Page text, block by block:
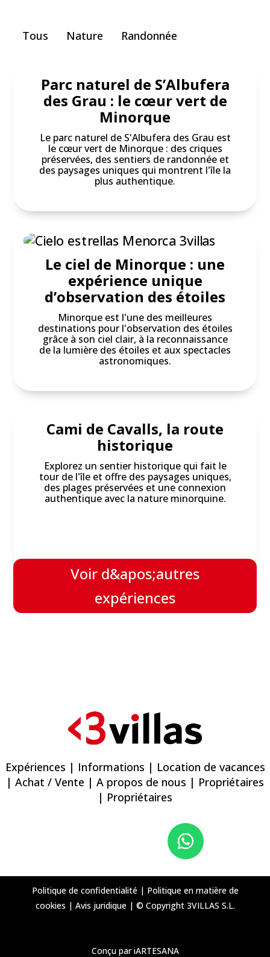
Tous Nature Randonnée
Parc naturel de S’Albufera
des Grau : le cœur vert de
Minorque
Le parc naturel de S'Albufera des Grau est
le cœur vert de Minorque : des criques
préservées, des sentiers de randonnée et
des paysages uniques qui montrent l'île la
plus authentique.
Le ciel de Minorque : une
expérience unique
d’observation des étoiles
Minorque est l'une des meilleures
destinations pour l'observation des étoiles
grâce à son ciel clair, à la reconnaissance
de la lumière des étoiles et aux spectacles
astronomiques.
Cami de Cavalls, la route
historique
Explorez un sentier historique qui fait le
tour de l'île et offre des paysages uniques,
des plages préservées et une connexion
authentique avec la nature minorquine.
Voir d&apos;autres
expériences
Expériences | Informations | Location de vacances
| Achat / Vente | A propos de nous | Propriétaires
| Propriétaires
Politique de confidentialité| Politique en matière de
cookies | Avis juridique| © Copyright 3VILLAS S.L.
Conçu par iARTESANA